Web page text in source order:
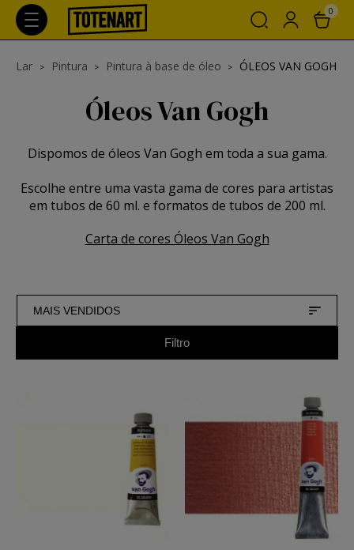
0
Lar Pintura Pintura à base de óleo ÓLEOS VAN GOGH
Óleos Van Gogh
Dispomos de óleos Van Gogh em toda a sua gama.
Escolhe entre uma vasta gama de cores para artistas
em tubos de 60 ml. e formatos de tubos de 200 ml.
Carta de cores Óleos Van Gogh
MAIS VENDIDOS
Filtro